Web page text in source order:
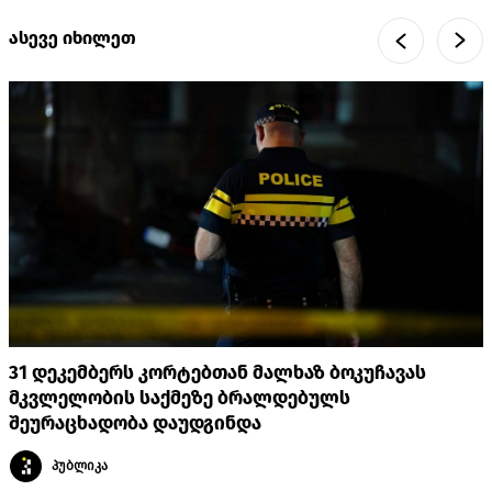
ასევე იხილეთ
31 დეკემბერს კორტებთან მალხაზ ბოკუჩავას
მკვლელობის საქმეზე ბრალდებულს
შეურაცხადობა დაუდგინდა
პუბლიკა